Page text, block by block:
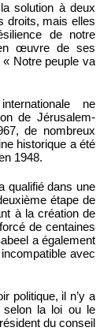
solution à deux
droits, mais elles
de notre
œuvre de ses
Notre peuple va
ne
de Jérusalem-
de nombreux
historique a été
1948.
qualifié dans une
étape de
à la création de
de centaines
a également
avec
politique, il n’y a
selon la loi ou le
du conseil